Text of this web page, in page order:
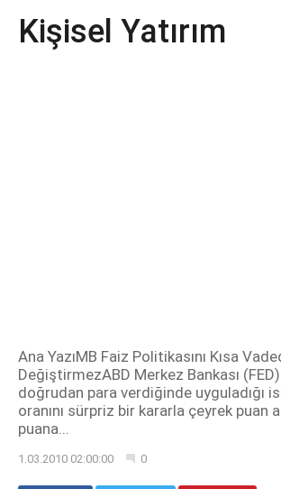
Kişisel Yatırım
Ana YazıMB Faiz Politikasını Kısa
DeğiştirmezABD Merkez Bankası
doğrudan para verdiğinde uyguladığı
oranını sürpriz bir kararla çeyrek puan
puana...
1.03.2010 02:00:00 0